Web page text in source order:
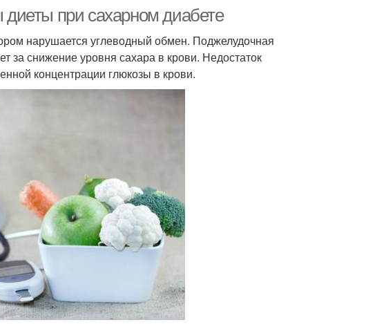
при сахарном диабете
нарушается углеводный обмен. Поджелудочная
за снижение уровня сахара в крови. Недостаток
концентрации глюкозы в крови.